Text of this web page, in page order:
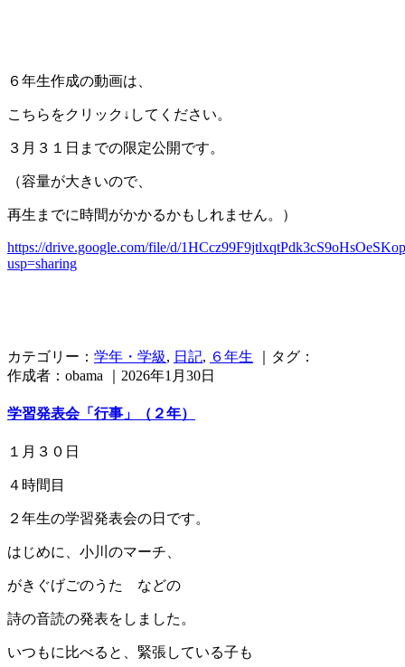
６年生作成の動画は、
こちらをクリック↓してください。
３月３１日までの限定公開です。
（容量が大きいので、
再生までに時間がかかるかもしれません。）
https://drive.google.com/file/d/
usp=sharing
カテゴリー： 学年・学級, 日記, ６年生 ｜タグ：
作成者：obama ｜2026年1月30日
学習発表会「行事」（２年）
１月３０日
４時間目
２年生の学習発表会の日です。
はじめに、小川のマーチ、
がきぐげごのうた などの
詩の音読の発表をしました。
いつもに比べると、緊張している子も